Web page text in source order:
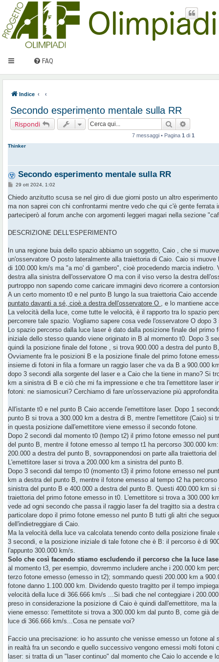
FAQ
Indice
Secondo esperimento mentale sulla RR
Rispondi Cerca
7 messaggi • Pagina 1 di 1
Thinker
Secondo esperimento mentale sulla RR
M
s
a
g
o
29 ott 2024, 1:02
Chiedo anzitutto scusa se nel giro di due giorni posto un altro
ma non saprei con chi confrontarmi mentre vedo che qui c'è gente ferrata
parteciperò al forum anche con argomenti leggeri magari nella sezione
DESCRIZIONE DELL'ESPERIMENTO
In una regione buia dello spazio abbiamo un soggetto, Caio , che si
un'osservatore O posto lateralmente alla traiettoria di Caio. Caio si
di 100.000 km/s ma "a mo' di gambero", cioè procedendo marcia indietro.
destra alla sinistra dell'osservatore O ma con il viso verso la destra
purtroppo non sapendo come caricare immagini devo ricorrere a
A un certo momento t0 e nel punto B lungo la sua traiettoria Caio
puntato davanti a sé, cioè a destra dell'osservatore O , e lo mantiene
La velocità della luce, come tutte le velocità, è il rapporto tra lo spazio
percorrere tale spazio. Vogliamo sapere cosa vede l'osservatore O dopo 3
Lo spazio percorso dalla luce laser è dato dalla posizione finale del primo
iniziale dello stesso quando viene originato in B al momento t0. Dopo 3
quindi la posizione finale del fotone , si trova 900.000 a destra del punto
Ovviamente fra le posizioni B e la posizione finale del primo fotone
insieme di fotoni in fila a formare un raggio laser che va da B a 900.000
dopo 3 secondi alla sorgente del laser e a Caio che la tiene in mano? Si
km a sinistra di B e ciò che mi fa impressione e che tra l'emettitore laser
fotoni: ne siamosicuri? Cerchiamo di fare un'osservazione più
All'istante t0 e nel punto B Caio accende l'emettitore laser. Dopo 1
punto B si trova a 300.000 km a destra di B, mentre l'emettitore (Caio) si
in questa posizione dall'emettitore viene emesso il secondo fotone.
Dopo 2 secondi dal momento t0 (tempo t2) il primo fotone emesso nel
del punto B, mentre il fotone emesso al tempo t1 ha percorso 300.000
200.000 a destra del punto B, sovrapponendosi on parte alla traiettoria
L'emettitore laser si trova a 200.000 km a sinistra del punto B.
Dopo 3 secondi dal tempo t0 (momento t3) il primo fotone emesso nel
km a destra del punto B, mentre il fotone emesso al tempo t2 ha
sinistra del punto B e 400.000 a destra del punto B. Questi 400.000 km si
traiettoria del primo fotone emesso in t0. L'emettitore si trova a 300.000
vede ad ogni secondo che passa il raggio laser fa del tragitto sia a destra
particolare dopo il primo fotone emesso nel punto B tutti gli altri che
dell'indietreggiare di Caio.
Ma la velocità della luce va calcolata tenendo conto della posizione
3 secondi, e la posizione iniziale di tale fotone che è B: il percorso è di
l'appunto 300.000 km/s.
Solo che così facendo stiamo escludendo il percorso che la luce
al momento t3, per esempio, dovremmo includere anche i 200.000 km
terzo fotone emesso (emesso in t2); sommando questi 200.000 km a
fotone danno 1.100.000 km. Dividendo questo tragitto per il tempo
velocità della luce di 366.666 km/s ...Si badi che nel conteggiare i
preso in considerazione la posizione di Caio è quindi dall'emettitore, ma
viene emesso: l'emettitote si trova a 300.000 km dal punto B, come già
luce di 366.666 km/s...Cosa ne pensate voi?
Faccio una precisazione: io ho assunto che venisse emesso un fotone al
in realtà fra un secondo e quello successivo vengono emessi molti fotoni
laser: si tratta di un "laser continuo" dal momento che Caio lo accende e